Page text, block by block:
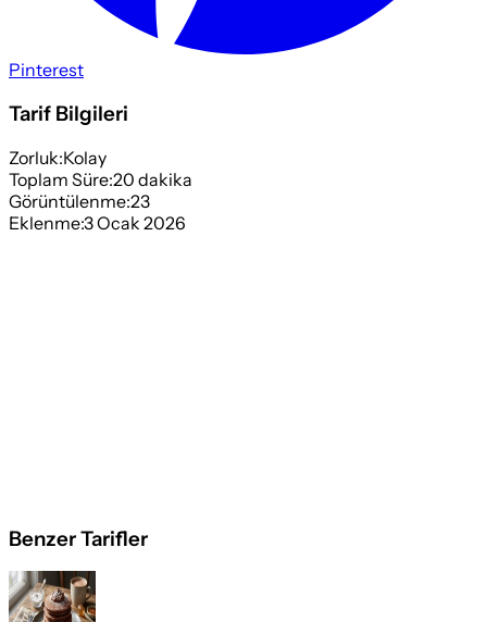
Pinterest
Tarif Bilgileri
Zorluk:Kolay
Toplam Süre:20 dakika
Görüntülenme:23
Eklenme:3 Ocak 2026
Benzer Tarifler